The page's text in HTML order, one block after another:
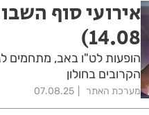
14.08)
הופעות לט"ו באב, מתחמים
הקרובים בחולון
מערכת האתר 07.08.25